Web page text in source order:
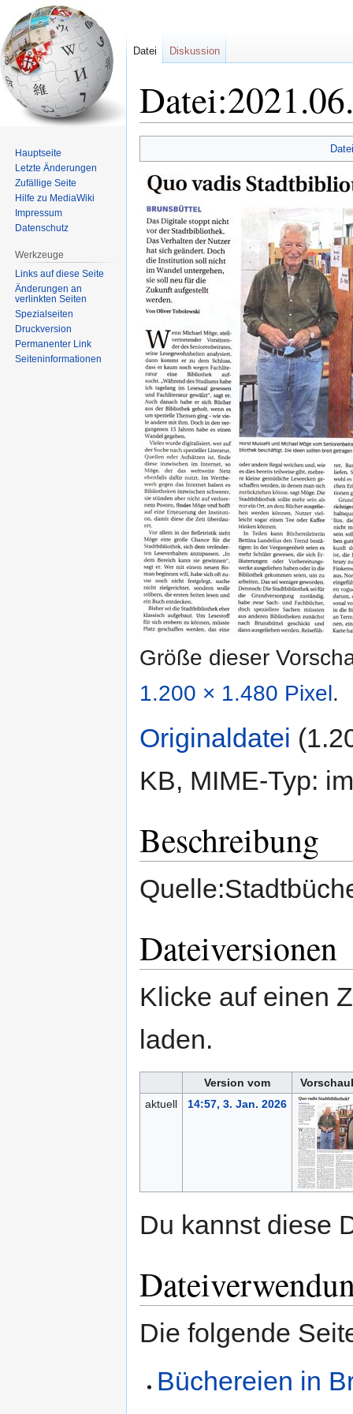
Navigation
springen
Suche
springen
Größe dieser
1.200 × 1.480 Pixel.
Originaldatei
KB, MIME-Typ:
Beschreibung
Dateiversionen
Klicke auf einen
laden.
Version vom
aktuell
14:57, 3. Jan. 2026
Du kannst diese
Die folgende
Büchereien in
Datei Diskussion
Hauptseite
Letzte Änderungen
Zufällige Seite
Hilfe zu MediaWiki
Impressum
Datenschutz
Werkzeuge
Links auf diese Seite
Änderungen an
verlinkten Seiten
Spezialseiten
Druckversion
Permanenter Link
Seiten­informationen